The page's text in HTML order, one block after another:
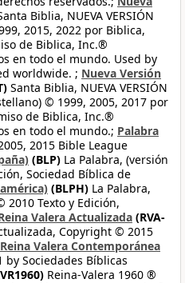
Biblia, NUEVA VERSIÓN
2015, 2022 por Biblica,
de Biblica, Inc.®
en todo el mundo. Used by
worldwide. ; Nueva Versión
Santa Biblia, NUEVA VERSIÓN
© 1999, 2005, 2017 por
de Biblica, Inc.®
en todo el mundo.; Palabra
2015 Bible League
(BLP) La Palabra, (versión
Sociedad Bíblica de
(BLPH) La Palabra,
Texto y Edición,
Valera Actualizada (RVA-
Copyright © 2015
Reina Valera Contemporánea
Sociedades Bíblicas
Reina-Valera 1960 ®